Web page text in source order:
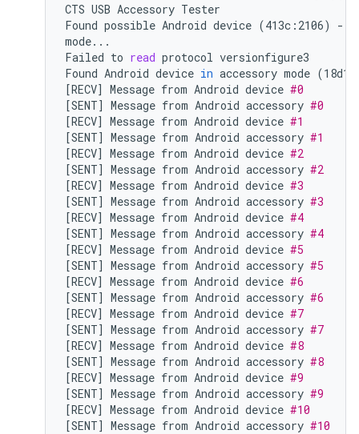
CTS USB Accessory Tester
Found possible Android device (413c:2106) -
mode...
Failed to read protocol versionfigure3
Found Android device in accessory mode (
[RECV] Message from Android device #0
[SENT] Message from Android accessory #0
[RECV] Message from Android device #1
[SENT] Message from Android accessory #1
[RECV] Message from Android device #2
[SENT] Message from Android accessory #2
[RECV] Message from Android device #3
[SENT] Message from Android accessory #3
[RECV] Message from Android device #4
[SENT] Message from Android accessory #4
[RECV] Message from Android device #5
[SENT] Message from Android accessory #5
[RECV] Message from Android device #6
[SENT] Message from Android accessory #6
[RECV] Message from Android device #7
[SENT] Message from Android accessory #7
[RECV] Message from Android device #8
[SENT] Message from Android accessory #8
[RECV] Message from Android device #9
[SENT] Message from Android accessory #9
[RECV] Message from Android device #10
[SENT] Message from Android accessory #10